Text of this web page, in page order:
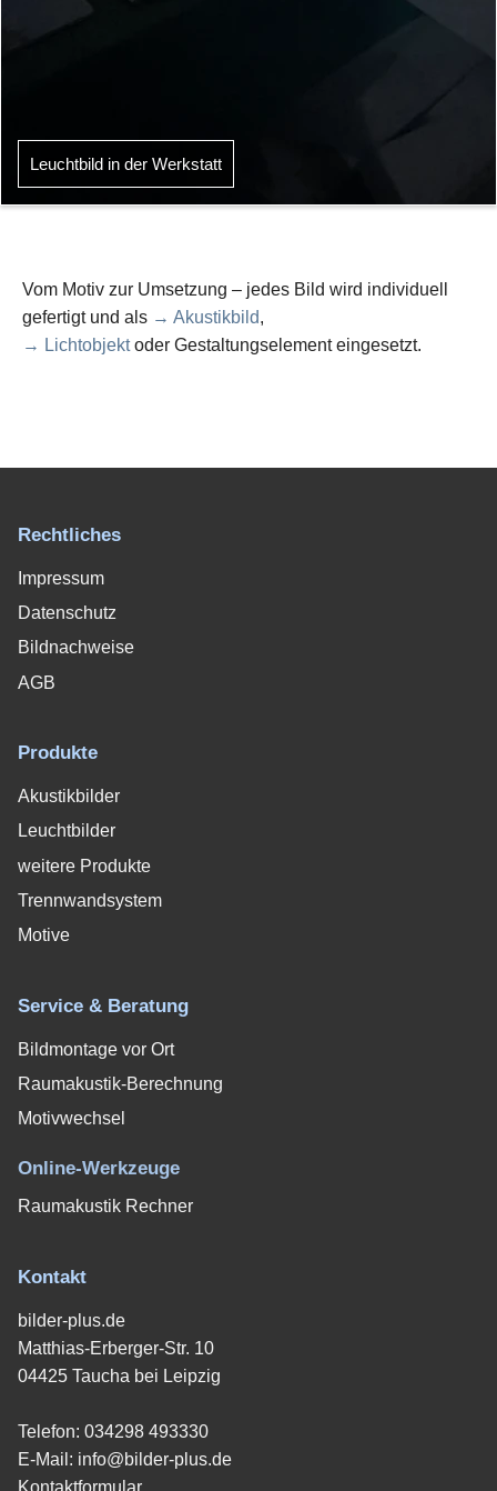
Leuchtbild in der Werkstatt
Vom Motiv zur Umsetzung – jedes Bild wird individuell
gefertigt und als → Akustikbild,
→ Lichtobjektoder Gestaltungselement eingesetzt.
Rechtliches
Impressum
Datenschutz
Bildnachweise
AGB
Produkte
Akustikbilder
Leuchtbilder
weitere Produkte
Trennwandsystem
Motive
Service & Beratung
Bildmontage vor Ort
Raumakustik-Berechnung
Motivwechsel
Online-Werkzeuge
Raumakustik Rechner
Kontakt
bilder-plus.de
Matthias-Erberger-Str. 10
04425 Taucha bei Leipzig
Telefon: 034298 493330
E-Mail: info@bilder-plus.de
Kontaktformular